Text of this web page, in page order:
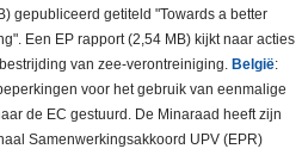
gepubliceerd getiteld "Towards a better
Een EP rapport (2,54 MB) kijkt naar acties
van zee-verontreiniging. België:
voor het gebruik van eenmalige
de EC gestuurd. De Minaraad heeft zijn
Samenwerkingsakkoord UPV (EPR)